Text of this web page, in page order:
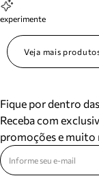
experimente
Veja mais
Fique por dentro
Receba com
promoções e muito